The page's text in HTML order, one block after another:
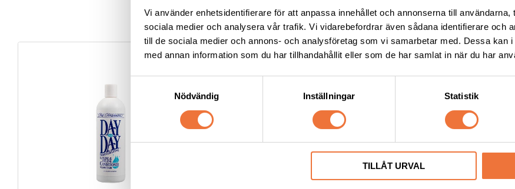
Vi använder enhetsidentifierare för att anpassa innehållet och annonserna till användarna,
sociala medier och analysera vår trafik. Vi vidarebefordrar även sådana identifierare och
till de sociala medier och annons- och analysföretag som vi samarbetar med. Dessa kan
med annan information som du har tillhandahållit eller som de har samlat in när du har
Nödvändig Inställningar Statistik
TILLÅT URVAL
Andra köpte även